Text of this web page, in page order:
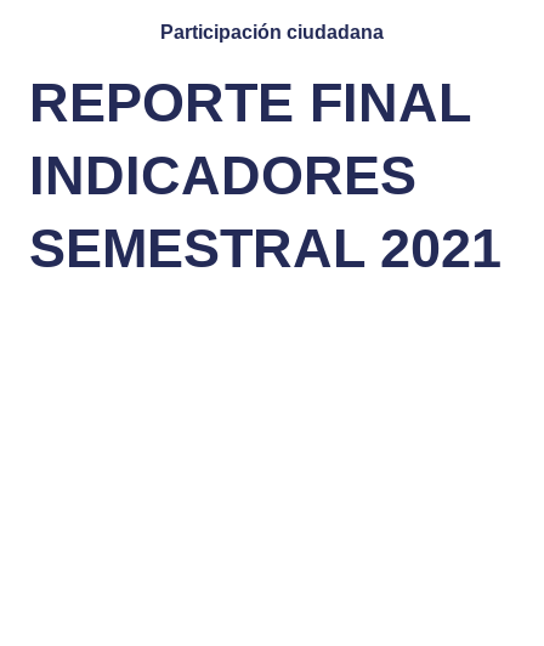
Participación ciudadana
REPORTE FINAL
INDICADORES
SEMESTRAL 2021